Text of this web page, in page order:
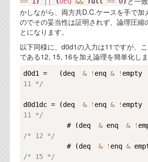
かしながら、両方共D.C.ケースを手で加
のでその妥当性は証明されず、論理圧縮
とになります。
以下同様に、d0d1の入力は11ですが、
である12, 15, 16を加え論理を簡単化しま
d0d1 =   (deq & ! enq & ! empty
11 */
d0d1dc = (deq & ! enq & ! empty
11 */
           # (deq
& enq & !
/* 12 */
           # (deq
& ! enq &
/* 15 */